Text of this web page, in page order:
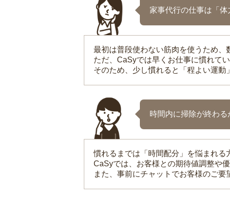
家事代行の仕事は「
最初は普段使わない筋肉を使うため、
ただ、CaSyでは早くお仕事に慣れて
そのため、少し慣れると「程よい運動
時間内に掃除が終わ
慣れるまでは「時間配分」を悩まれる
CaSyでは、お客様との期待値調整や
また、事前にチャットでお客様のご要